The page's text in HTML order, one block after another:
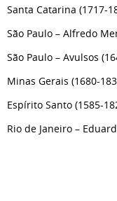
Santa Catarina (1717-
São Paulo – Alfredo
São Paulo – Avulsos
Minas Gerais (1680-
Espírito Santo (1585-
Rio de Janeiro –